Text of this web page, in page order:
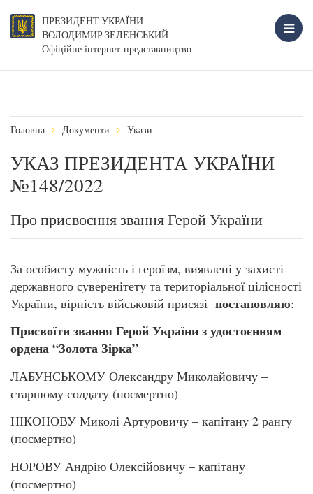
ПРЕЗИДЕНТ УКРАЇНИ
ВОЛОДИМИР ЗЕЛЕНСЬКИЙ
Офіційне інтернет-представництво
Головна Документи Укази
УКАЗ ПРЕЗИДЕНТА УКРАЇНИ
№148/2022
Про присвоєння звання Герой України
За особисту мужність і героїзм, виявлені у захисті
державного суверенітету та територіальної цілісності
України, вірність військовій присязі постановляю:
Присвоїти звання Герой України з удостоєнням
ордена “Золота Зірка”
ЛАБУНСЬКОМУ Олександру Миколайовичу –
старшому солдату (посмертно)
НІКОНОВУ Миколі Артуровичу – капітану 2 рангу
(посмертно)
НОРОВУ Андрію Олексійовичу – капітану
(посмертно)